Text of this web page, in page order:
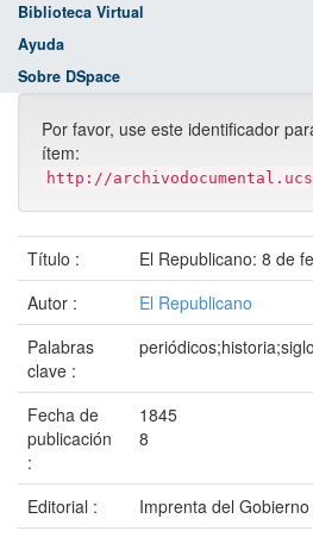
Biblioteca Virtual
Ayuda
Sobre DSpace
Por favor, use este identificador
ítem:
http://
Título :
El Republicano: 8 de
Autor :
El Republicano
Palabras
clave :
Fecha de
publicación
:
1845
8
Editorial :
Imprenta del Gobierno